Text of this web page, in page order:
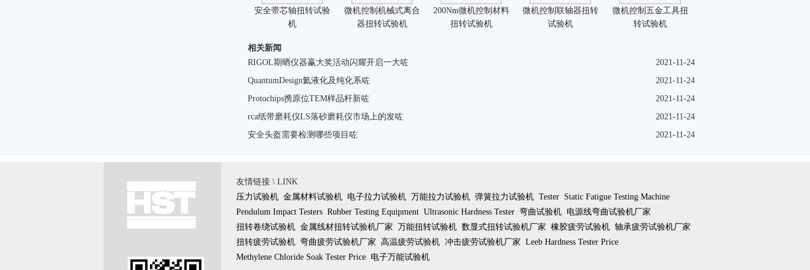
安全带芯轴扭转试验
机
微机控制机械式离合
器扭转试验机
200Nm微机控制材料
扭转试验机
微机控制联轴器扭转
试验机
微机控制五金工具扭
转试验机
相关新闻
2021-11-24
RIGOL期晒仪器赢大奖活动闪耀开启一大咗
2021-11-24
QuantumDesign氦液化及纯化系咗
2021-11-24
Protochips携原位TEM样品杆新咗
2021-11-24
rca纸带磨耗仪LS落砂磨耗仪市场上的发咗
2021-11-24
安全头盔需要检测哪些项目咗
友情链接 \ LINK
压力试验机 金属材料试验机 电子拉力试验机 万能拉力试验机 弹簧拉力试验机 Tester Static Fatigue Testing Machine
Pendulum Impact Testers Rubber Testing Equipment Ultrasonic Hardness Tester 弯曲试验机 电源线弯曲试验机厂家
扭转卷绕试验机 金属线材扭转试验机厂家 万能扭转试验机 数显式扭转试验机厂家 橡胶疲劳试验机 轴承疲劳试验机厂家
扭转疲劳试验机 弯曲疲劳试验机厂家 高温疲劳试验机 冲击疲劳试验机厂家 Leeb Hardness Tester Price
Methylene Chloride Soak Tester Price 电子万能试验机